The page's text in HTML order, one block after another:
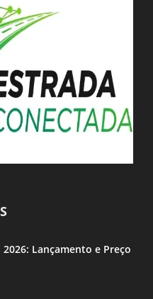
Lançamento e Preço